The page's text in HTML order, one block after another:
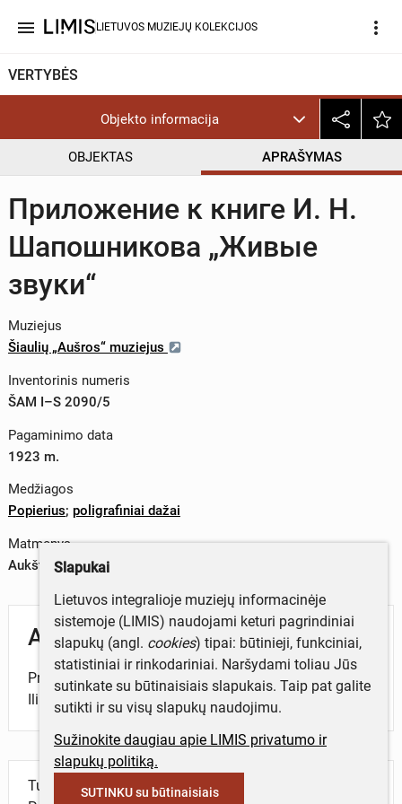
menu LIETUVOS MUZIEJŲ KOLEKCIJOS more_vert
VERTYBĖS
Objekto informacija
OBJEKTAS APRAŠYMAS
Приложение к книге И. Н.
Шапошникова „Живые
звуки“
Muziejus
Šiaulių „Aušros“ muziejus
Inventorinis numeris
ŠAM I–S 2090/5
Pagaminimo data
1923 m.
Medžiagos
Popierius; poligrafiniai dažai
Matmenys
Aukštis x plotis – 13 x 17,1 cm
Aprašymas
Priedas prie I. N. Šapošnikovo knygos „Gyvieji garsai“.
Iliustracijoje pavaizduoti triušiai.
Turite daugiau informacijos apie objektą?
Slapukai
Lietuvos integralioje muziejų informacinėje
sistemoje (LIMIS) naudojami keturi pagrindiniai
slapukų (angl. cookies) tipai: būtinieji, funkciniai,
statistiniai ir rinkodariniai. Naršydami toliau Jūs
sutinkate su būtinaisiais slapukais. Taip pat galite
sutikti ir su visų slapukų naudojimu.
Sužinokite daugiau apie LIMIS privatumo ir
slapukų politiką.
SUTINKU su būtinaisiais